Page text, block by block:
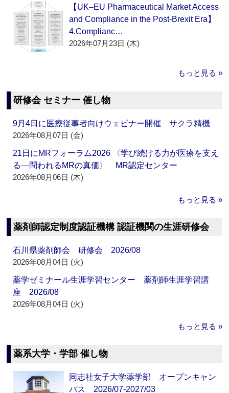
【UK–EU Pharmaceutical Market Access
and Compliance in the Post-Brexit Era】
4.Complianc…
2026年07月23日 (木)
もっと見る »
研修会 セミナー 催し物
9月4日に医療従事者向けウェビナー開催 サクラ精機
2026年08月07日 (金)
21日にMRフォーラム2026 〈学び続ける力が医療を支え
る―問われるMRの真価〉 MR認定センター
2026年08月06日 (木)
もっと見る »
薬剤師認定制度認証機構 認証機関の生涯研修会
石川県薬剤師会 研修会 2026/08
2026年08月04日 (火)
薬学ゼミナール生涯学習センター 薬剤師生涯学習講
座 2026/08
2026年08月04日 (火)
もっと見る »
薬系大学・学部 催し物
同志社女子大学薬学部 オープンキャン
パス 2026/07-2027/03